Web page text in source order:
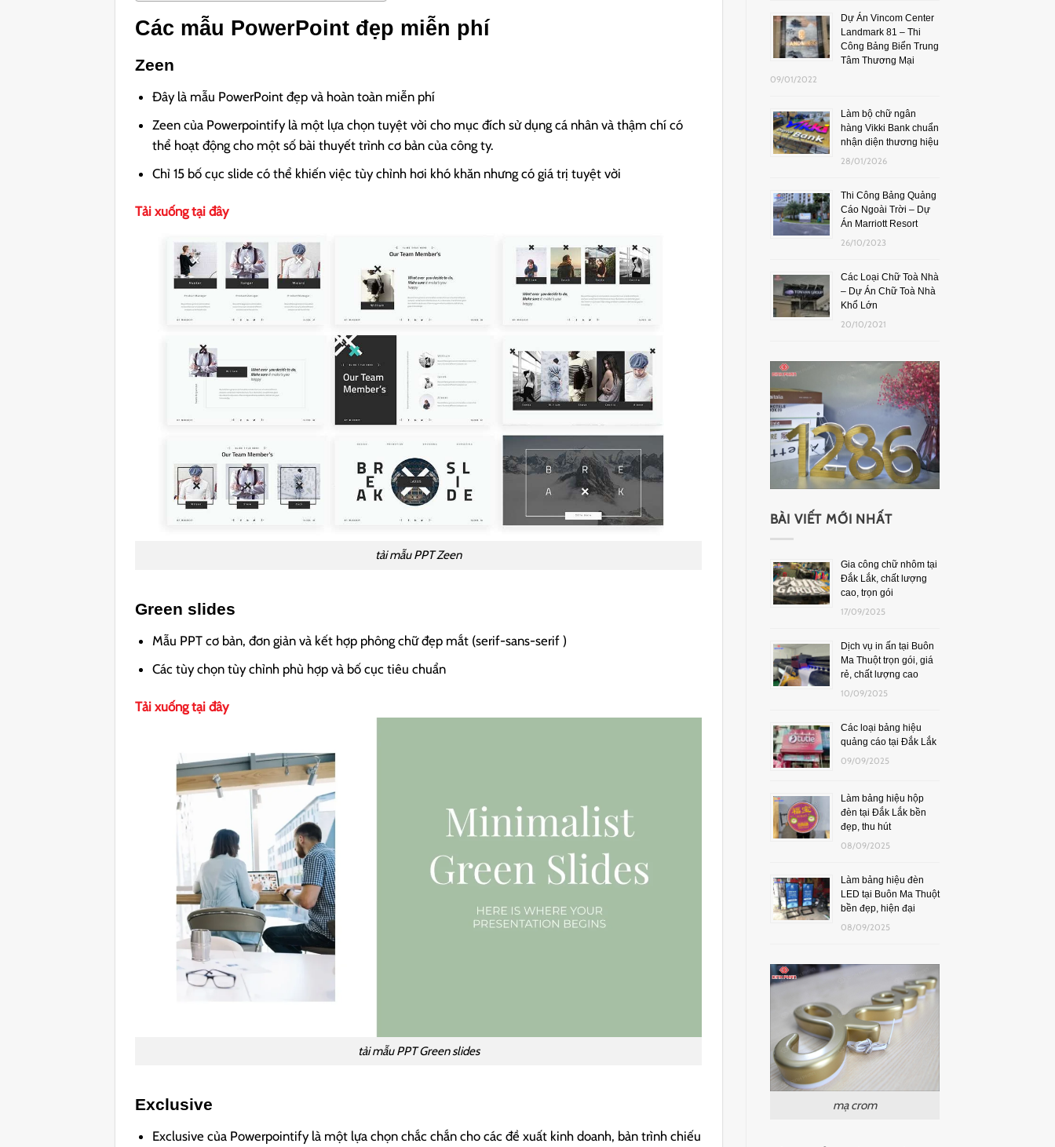
Các mẫu PowerPoint đẹp miễn phí
Zeen
Đây là mẫu PowerPoint đẹp và hoàn toàn miễn phí
Zeen của Powerpointify là một lựa chọn tuyệt vời cho mục đích sử dụng cá nhân và thậm chí có
thể hoạt động cho một số bài thuyết trình cơ bản của công ty.
Chỉ 15 bố cục slide có thể khiến việc tùy chỉnh hơi khó khăn nhưng có giá trị tuyệt vời
Tải xuống tại đây
tải mẫu PPT Zeen
Green slides
Mẫu PPT cơ bản, đơn giản và kết hợp phông chữ đẹp mắt (serif-sans-serif )
Các tùy chọn tùy chỉnh phù hợp và bố cục tiêu chuẩn
Tải xuống tại đây
tải mẫu PPT Green slides
Exclusive
Exclusive của Powerpointify là một lựa chọn chắc chắn cho các đề xuất kinh doanh, bản trình chiếu
Dự Án Vincom Center
Landmark 81 – Thi
Công Bảng Biển Trung
Tâm Thương Mại
09/01/2022
Làm bộ chữ ngân
hàng Vikki Bank chuẩn
nhận diện thương hiệu
28/01/2026
Thi Công Bảng Quảng
Cáo Ngoài Trời – Dự
Án Marriott Resort
26/10/2023
Các Loại Chữ Toà Nhà
– Dự Án Chữ Toà Nhà
Khổ Lớn
20/10/2021
BÀI VIẾT MỚI NHẤT
Gia công chữ nhôm tại
Đắk Lắk, chất lượng
cao, trọn gói
17/09/2025
Dịch vụ in ấn tại Buôn
Ma Thuột trọn gói, giá
rẻ, chất lượng cao
10/09/2025
Các loại bảng hiệu
quảng cáo tại Đắk Lắk
09/09/2025
Làm bảng hiệu hộp
đèn tại Đắk Lắk bền
đẹp, thu hút
08/09/2025
Làm bảng hiệu đèn
LED tại Buôn Ma Thuột
bền đẹp, hiện đại
08/09/2025
mạ crom